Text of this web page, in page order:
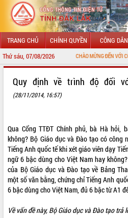
TRANG CHỦ CHÍNH QUYỀN CÔNG DÂN
Thứ sáu, 07/08/2026 CHÀO MỪNG ĐẾN VỚI CỔNG
LÃNH ĐẠO UBND TỈNH
SỞ, BAN, NGÀNH
UBND CÁC XÃ, PHƯỜNG
THÔNG TIN CHỈ ĐẠO ĐIỀU HÀNH
Quy định về trình độ đối
(28/11/2014, 16:57)
Qua Cổng TTĐT Chính phủ, bà Hà hỏi,
không? Bộ Giáo dục và Đào tạo có công
Tiếng Anh quốc tế khi xét giáo viên dạy
ngữ 6 bậc dùng cho Việt Nam hay
của Bộ Giáo dục và Đào tạo về Bảng
một số văn bằng, chứng chỉ Tiếng Anh
6 bậc dùng cho Việt Nam, đủ 6 bậc từ A1
Về vấn đề này, Bộ Giáo dục và Đào tạo trả